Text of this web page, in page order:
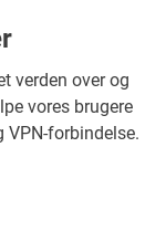
verden over og
vores brugere
VPN-forbindelse.